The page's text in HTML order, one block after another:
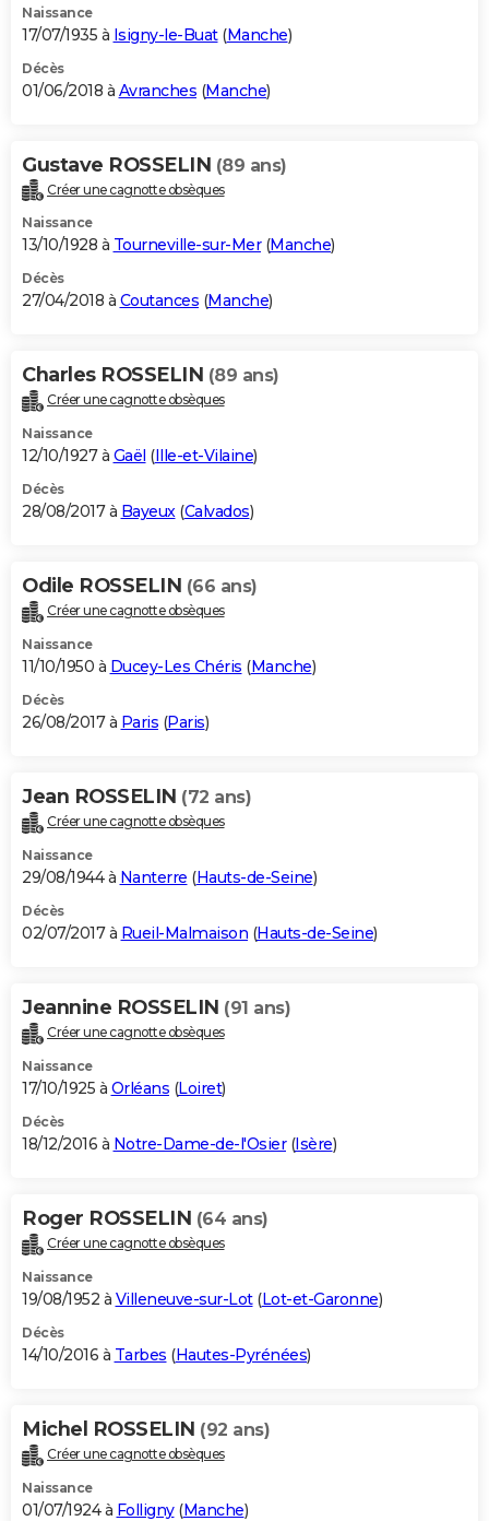
Naissance
17/07/1935 à Isigny-le-Buat(Manche)
Décès
01/06/2018 à Avranches (Manche)
Gustave ROSSELIN (89 ans)
Créer une cagnotte obsèques
Naissance
13/10/1928 à Tourneville-sur-Mer(Manche)
Décès
27/04/2018 à Coutances (Manche)
Charles ROSSELIN (89 ans)
Créer une cagnotte obsèques
Naissance
12/10/1927 à Gaël (Ille-et-Vilaine)
Décès
28/08/2017 à Bayeux(Calvados)
Odile ROSSELIN (66 ans)
Créer une cagnotte obsèques
Naissance
11/10/1950 à Ducey-Les Chéris (Manche)
Décès
26/08/2017 à Paris (Paris)
Jean ROSSELIN (72 ans)
Créer une cagnotte obsèques
Naissance
29/08/1944 à Nanterre (Hauts-de-Seine)
Décès
02/07/2017 à Rueil-Malmaison (Hauts-de-Seine)
Jeannine ROSSELIN (91 ans)
Créer une cagnotte obsèques
Naissance
17/10/1925 à Orléans (Loiret)
Décès
18/12/2016 à Notre-Dame-de-l'Osier(Isère)
Roger ROSSELIN (64 ans)
Créer une cagnotte obsèques
Naissance
19/08/1952 à Villeneuve-sur-Lot(Lot-et-Garonne)
Décès
14/10/2016 à Tarbes (Hautes-Pyrénées)
Michel ROSSELIN (92 ans)
Créer une cagnotte obsèques
Naissance
01/07/1924 à Folligny(Manche)